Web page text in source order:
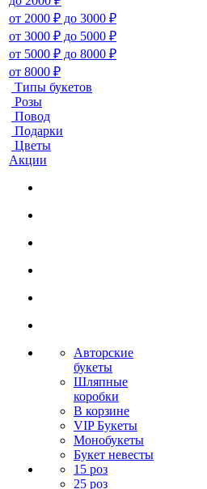
от 2000 ₽ до 3000 ₽
от 3000 ₽ до 5000 ₽
от 5000 ₽ до 8000 ₽
от 8000 ₽
Типы букетов
Розы
Повод
Подарки
Цветы
Акции
Авторские
букеты
Шляпные
коробки
В корзине
VIP Букеты
Монобукеты
Букет невесты
15 роз
25 роз